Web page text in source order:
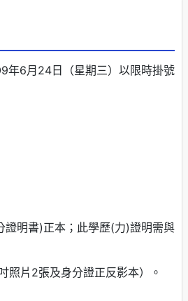
年6月24日（星期三）以限時掛號
明書)正本；此學歷(力)證明需與
片2張及身分證正反影本）。